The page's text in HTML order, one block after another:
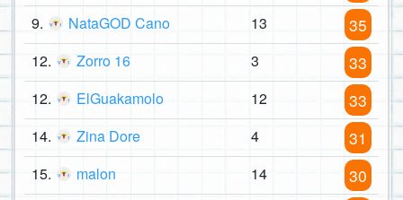
9. NataGOD Cano 13 35
12. Zorro 16 3 33
12. ElGuakamolo 12 33
14. Zina Dore 4 31
15. malon 14 30